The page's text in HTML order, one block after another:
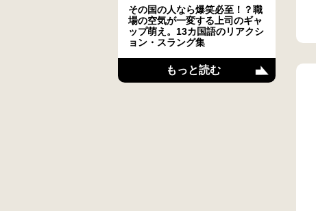
その国の人なら爆笑必至！？職
場の空気が一変する上司のギャ
ップ萌え。13カ国語のリアクシ
ョン・スラング集
もっと読む